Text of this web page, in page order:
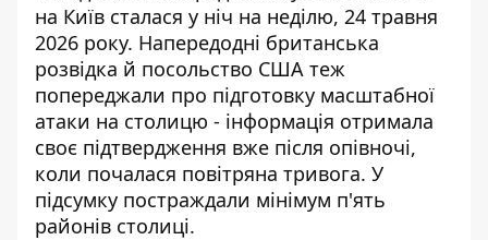
на Київ сталася у ніч на неділю, 24 травня
2026 року. Напередодні британська
розвідка й посольство США теж
попереджали про підготовку масштабної
атаки на столицю - інформація отримала
своє підтвердження вже після опівночі,
коли почалася повітряна тривога. У
підсумку постраждали мінімум п'ять
районів столиці.